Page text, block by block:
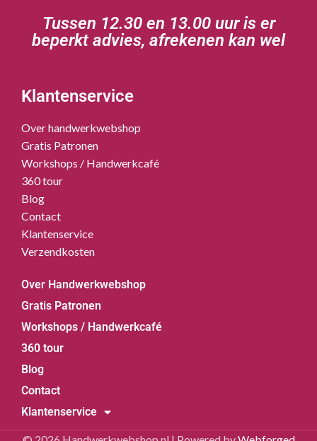
Tussen 12.30 en 13.00 uur is er
beperkt advies, afrekenen kan wel
Klantenservice
Over handwerkwebshop
Gratis Patronen
Workshops / Handwerkcafé
360 tour
Blog
Contact
Klantenservice
Verzendkosten
Over Handwerkwebshop
Gratis Patronen
Workshops / Handwerkcafé
360 tour
Blog
Contact
Klantenservice